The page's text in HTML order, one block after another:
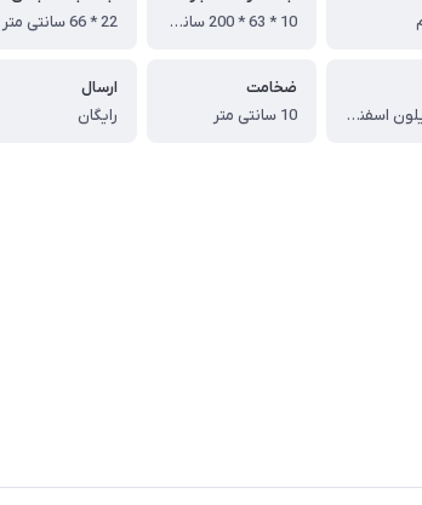
10 * 63 * 200 سانتی متر
22 * 66 سانتی متر
3 لایه نایلون اسفنج و PVC
ضخامت
10 سانتی متر
ارسال
رایگان